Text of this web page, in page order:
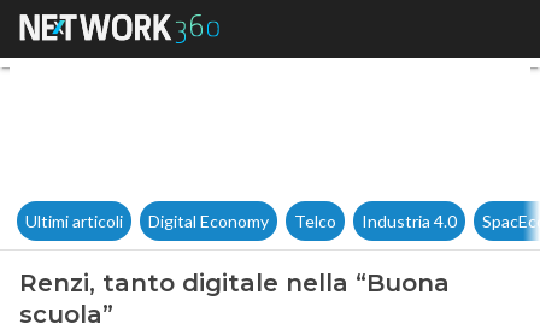
Renzi, tanto digitale nella
Ultimi articoli Digital Economy Telco Industria 4.0
Renzi, tanto digitale nella “Buona
scuola”